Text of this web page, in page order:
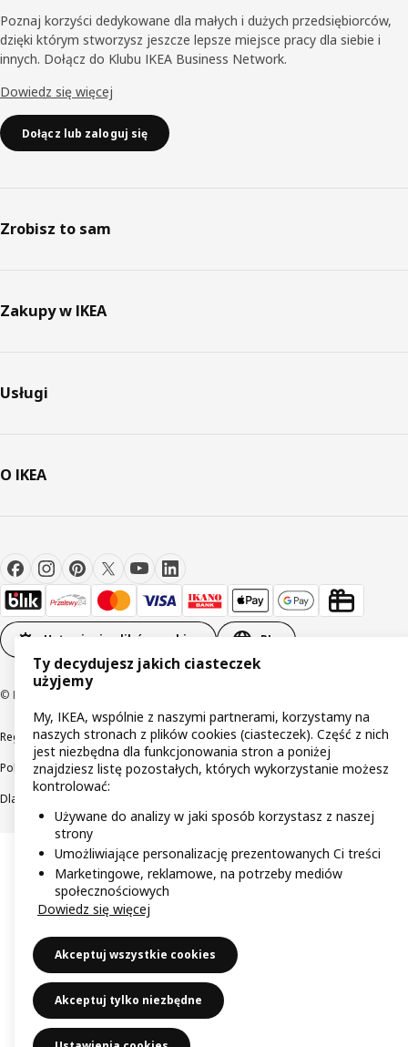
Poznaj korzyści dedykowane dla małych i dużych przedsiębiorców,
dzięki którym stworzysz jeszcze lepsze miejsce pracy dla siebie i
innych. Dołącz do Klubu IKEA Business Network.
Dowiedz się więcej
Dołącz lub zaloguj się
Zrobisz to sam
Zakupy w IKEA
Usługi
O IKEA
Ustawienia plików cookie PL
© Inter IKEA Systems B.V 1999-2026
RegulaminyPolityka prywatnościWycofane produkty
Polityka odpowiedzialnego ujawniania informacji
Dla akcjonariuszy IKEA Distribution
Ty decydujesz jakich ciasteczek
użyjemy
My, IKEA, wspólnie z naszymi partnerami, korzystamy na
naszych stronach z plików cookies (ciasteczek). Część z nich
jest niezbędna dla funkcjonowania stron a poniżej
znajdziesz listę pozostałych, których wykorzystanie możesz
kontrolować:
Używane do analizy w jaki sposób korzystasz z naszej
strony
Umożliwiające personalizację prezentowanych Ci treści
Marketingowe, reklamowe, na potrzeby mediów
społecznościowych
Dowiedz się więcej
Akceptuj wszystkie cookies
Akceptuj tylko niezbędne